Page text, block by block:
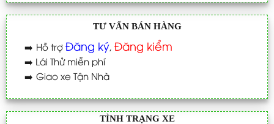
TƯ VẤN BÁN HÀNG
➡️ Hỗ trợ Đăng ký, Đăng kiểm
➡️ Lái Thử miễn phí
➡️ Giao xe Tận Nhà
TÌNH TRẠNG XE